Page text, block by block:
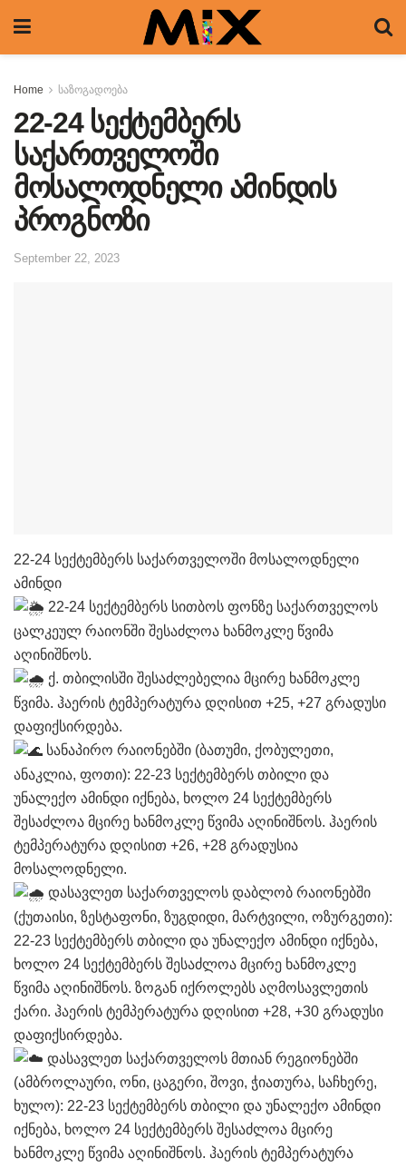
Home საზოგადოება
22-24 სექტემბერს
საქართველოში
მოსალოდნელი ამინდის
პროგნოზი
September 22, 2023
22-24 სექტემბერს საქართველოში მოსალოდნელი
ამინდი
22-24 სექტემბერს სითბოს ფონზე საქართველოს
ცალკეულ რაიონში შესაძლოა ხანმოკლე წვიმა
აღინიშნოს.
ქ. თბილისში შესაძლებელია მცირე ხანმოკლე
წვიმა. ჰაერის ტემპერატურა დღისით +25, +27 გრადუსი
დაფიქსირდება.
სანაპირო რაიონებში (ბათუმი, ქობულეთი,
ანაკლია, ფოთი): 22-23 სექტემბერს თბილი და
უნალექო ამინდი იქნება, ხოლო 24 სექტემბერს
შესაძლოა მცირე ხანმოკლე წვიმა აღინიშნოს. ჰაერის
ტემპერატურა დღისით +26, +28 გრადუსია
მოსალოდნელი.
დასავლეთ საქართველოს დაბლობ რაიონებში
(ქუთაისი, ზესტაფონი, ზუგდიდი, მარტვილი, ოზურგეთი):
22-23 სექტემბერს თბილი და უნალექო ამინდი იქნება,
ხოლო 24 სექტემბერს შესაძლოა მცირე ხანმოკლე
წვიმა აღინიშნოს. ზოგან იქროლებს აღმოსავლეთის
ქარი. ჰაერის ტემპერატურა დღისით +28, +30 გრადუსი
დაფიქსირდება.
დასავლეთ საქართველოს მთიან რეგიონებში
(ამბროლაური, ონი, ცაგერი, შოვი, ჭიათურა, საჩხერე,
ხულო): 22-23 სექტემბერს თბილი და უნალექო ამინდი
იქნება, ხოლო 24 სექტემბერს შესაძლოა მცირე
ხანმოკლე წვიმა აღინიშნოს. ჰაერის ტემპერატურა